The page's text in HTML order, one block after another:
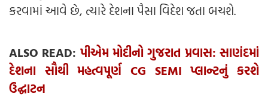
કરવામાં આવે છે, ત્યારે દેશના પૈસા વિદેશ જતા બચશે.
ALSO READ: પીએમ મોદીનો ગુજરાત પ્રવાસ: સાણંદમાં
દેશના સૌથી મહત્વપૂર્ણ CG SEMI પ્લાન્ટનું કરશે
ઉદ્ઘાટન